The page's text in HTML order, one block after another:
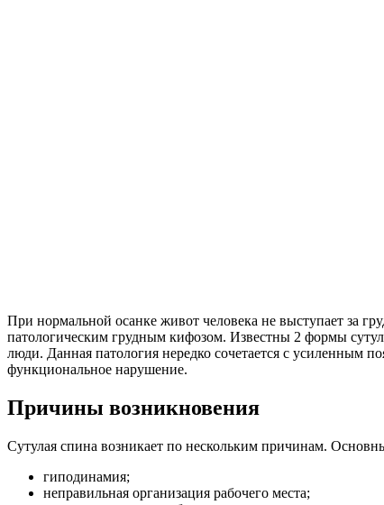
При нормальной осанке живот человека не выступает за
патологическим грудным кифозом. Известны 2 формы
люди. Данная патология нередко сочетается с усиленным
функциональное нарушение.
Причины возникновения
Сутулая спина возникает по нескольким причинам.
гиподинамия;
неправильная организация рабочего места;